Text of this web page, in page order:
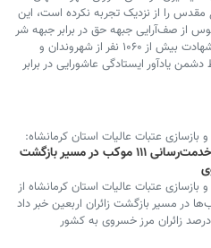
را از نزدیک تجربه نکرده است، این
از صف‌آرایی جبهه حق در برابر جبهه شر
را مشاهده کردند؛ شهادت بیش از ۱۰۶۰ نفر از شهروندان و
یادآور ایستادگی عاشورایی در برابر
عتبات عالیات استان کرمانشاه:
ادامه خدمت‌رسانی ۱۱۱ موکب در مسیر بازگشت
عتبات عالیات استان کرمانشاه از
در مسیر بازگشت زائران اربعین خبر داد
و گفت بیش از ۸۰ درصد زائران مرز خسروی به کشور